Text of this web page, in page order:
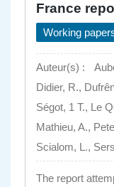
France
Working
Auteur(s) :
Didier, R.,
Ségot, 1 T., Le
Mathieu, A.,
Scialom, L.,
The report